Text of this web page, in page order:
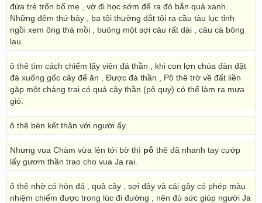
đứa trẻ trốn bố mẹ , vờ đi học sớm để ra đó bắn quả xanh...
Những đêm thứ bảy , ba tôi thường dắt tôi ra cầu tàu lục tỉnh
ngồi xem ông thả mồi , buông một sợi câu rất dài , câu cá bông
lau.
ô thê tìm cách chiếm lấy viên đá thần , khi con lợn chúa đàn đặt
đá xuống gốc cây để ăn , Được đá thần , Pô thê trở về đất liền
gặp một chàng trai có quả cây thần (pô quy) có thể làm ra mưa
gió.
ô thê bèn kết thân với người ấy.
Nhưng vua Chàm vừa lên tới bờ thì pô thê đã nhanh tay cướp
lấy gươm thần trao cho vua Ja rai.
ô thê nhờ có hòn đá , quả cây , sợi dây và cái gậy có phép màu
nhiệm chiếm được trong lúc đi đường , nên đủ sức giúp người Ja